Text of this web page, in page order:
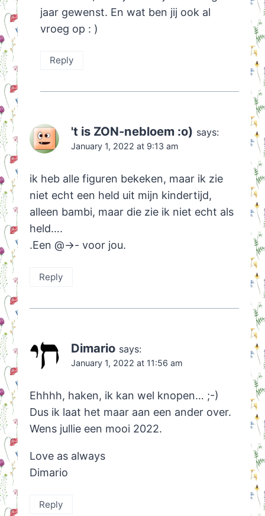
jaar gewenst. En wat ben jij ook al
vroeg op : )
Reply
't is ZON-nebloem :o) says:
January 1, 2022 at 9:13 am
ik heb alle figuren bekeken, maar ik zie
niet echt een held uit mijn kindertijd,
alleen bambi, maar die zie ik niet echt als
held….
.Een @->- voor jou.
Reply
Dimario says:
January 1, 2022 at 11:56 am
Ehhhh, haken, ik kan wel knopen… ;-)
Dus ik laat het maar aan een ander over.
Wens jullie een mooi 2022.
Love as always
Dimario
Reply